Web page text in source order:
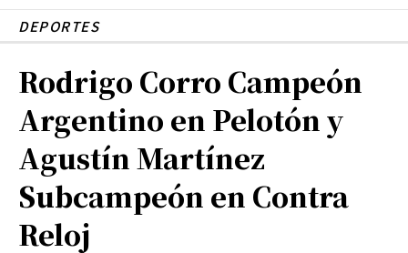
DEPORTES
Rodrigo Corro Campeón
Argentino en Pelotón y
Agustín Martínez
Subcampeón en Contra
Reloj